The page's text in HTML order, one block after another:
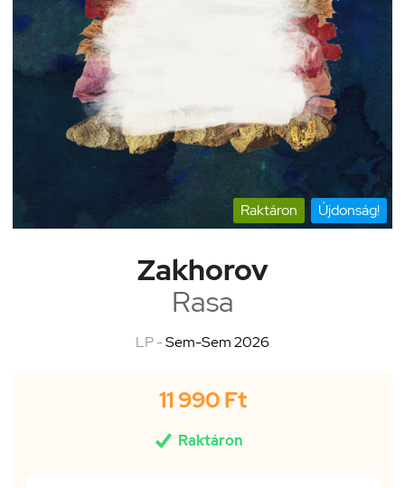
Raktáron Újdonság!
Zakhorov
Rasa
LP -Sem-Sem 2026
11 990 Ft
 Raktáron